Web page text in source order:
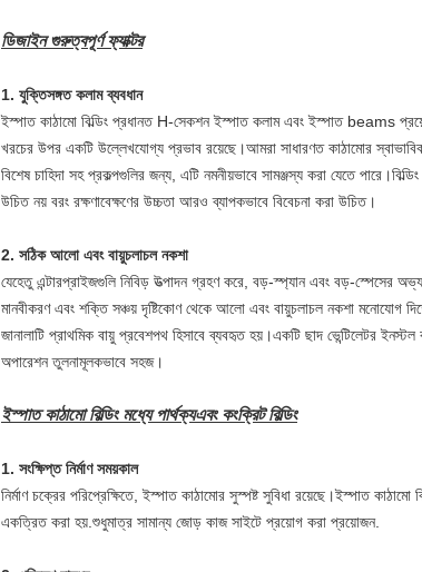
ডিজাইন গুরুত্বপূর্ণ ফ্যাক্টর
1. যুক্তিসঙ্গত কলাম ব্যবধান
ইস্পাত কাঠামো বিল্ডিং প্রধানত H-সেকশন ইস্পাত কলাম এবং ইস্পাত beams
খরচের উপর একটি উল্লেখযোগ্য প্রভাব রয়েছে।আমরা সাধারণত কাঠামোর
বিশেষ চাহিদা সহ প্রকল্পগুলির জন্য, এটি নমনীয়ভাবে সামঞ্জস্য করা যেতে
উচিত নয় বরং রক্ষণাবেক্ষণের উচ্চতা আরও ব্যাপকভাবে বিবেচনা করা উচিত।
2. সঠিক আলো এবং বায়ুচলাচল নকশা
যেহেতু এন্টারপ্রাইজগুলি নিবিড় উত্পাদন গ্রহণ করে, বড়-স্প্যান এবং বড়-স্পেসের
মানবীকরণ এবং শক্তি সঞ্চয় দৃষ্টিকোণ থেকে আলো এবং বায়ুচলাচল নকশা মনোযোগ
জানালাটি প্রাথমিক বায়ু প্রবেশপথ হিসাবে ব্যবহৃত হয়।একটি ছাদ ভেন্টিলেটর
অপারেশন তুলনামূলকভাবে সহজ।
ইস্পাত কাঠামো বিল্ডিং মধ্যে পার্থক্যএবং কংক্রিট বিল্ডিং
1. সংক্ষিপ্ত নির্মাণ সময়কাল
নির্মাণ চক্রের পরিপ্রেক্ষিতে, ইস্পাত কাঠামোর সুস্পষ্ট সুবিধা রয়েছে।ইস্পাত
একত্রিত করা হয়.শুধুমাত্র সামান্য জোড় কাজ সাইটে প্রয়োগ করা প্রয়োজন.